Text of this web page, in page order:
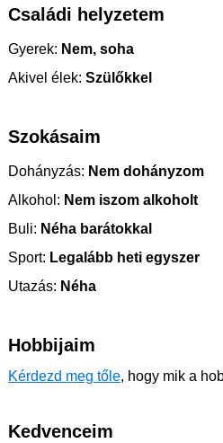
Családi helyzetem
Gyerek: Nem, soha
Akivel élek: Szülőkkel
Szokásaim
Dohányzás: Nem dohányzom
Alkohol: Nem iszom alkoholt
Buli: Néha barátokkal
Sport: Legalább heti egyszer
Utazás: Néha
Hobbijaim
Kérdezd meg tőle, hogy mik a
Kedvenceim